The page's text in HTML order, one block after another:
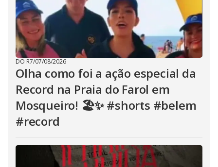
DO R7/07/08/2026
Olha como foi a ação especial da
Record na Praia do Farol em
Mosqueiro! 🏖️✨ #shorts #belem
#record